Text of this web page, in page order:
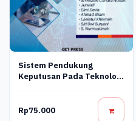
Sistem Pendukung
Keputusan Pada Teknologi
Rp75.000